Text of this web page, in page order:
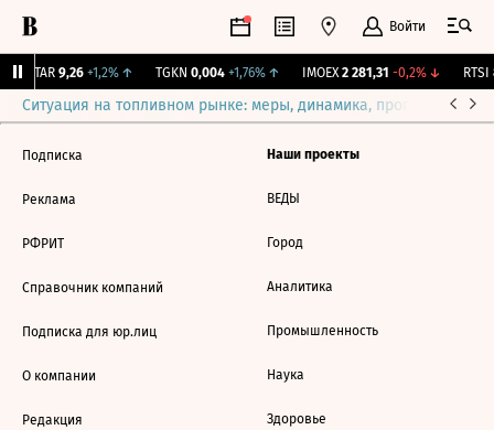
Войти
UTAR 9,26 +1,2%↑ TGKN 0,004 +1,76%↑ IMOEX 2 281,31 -0,2%↓ RTSI
Ситуация на топливном рынке: меры, динамика, прогнозы
Подписка
Реклама
РФРИТ
Справочник компаний
Подписка для юр.лиц
О компании
Редакция
Наши проекты
ВЕДЫ
Город
Аналитика
Промышленность
Наука
Здоровье